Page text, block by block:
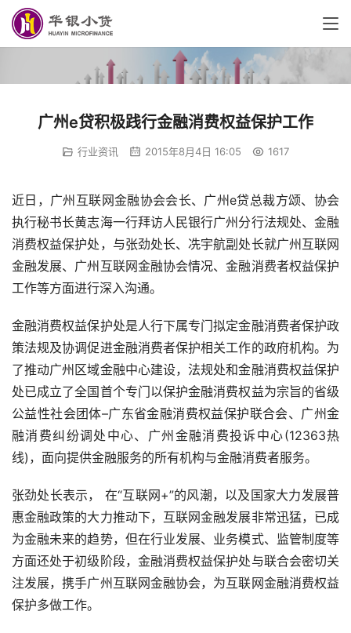
广州e贷积极践行金融消费权益保护工作
行业资讯 2015年8月4日 16:05 1617
近日，广州互联网金融协会会长、广州e贷总裁方颂、协会
执行秘书长黄志海一行拜访人民银行广州分行法规处、金融
消费权益保护处，与张劲处长、冼宇航副处长就广州互联网
金融发展、广州互联网金融协会情况、金融消费者权益保护
工作等方面进行深入沟通。
金融消费权益保护处是人行下属专门拟定金融消费者保护政
策法规及协调促进金融消费者保护相关工作的政府机构。为
了推动广州区域金融中心建设，法规处和金融消费权益保护
处已成立了全国首个专门以保护金融消费权益为宗旨的省级
公益性社会团体–广东省金融消费权益保护联合会、广州金
融消费纠纷调处中心、广州金融消费投诉中心(12363热
线)，面向提供金融服务的所有机构与金融消费者服务。
张劲处长表示， 在“互联网+”的风潮，以及国家大力发展普
惠金融政策的大力推动下，互联网金融发展非常迅猛，已成
为金融未来的趋势，但在行业发展、业务模式、监管制度等
方面还处于初级阶段，金融消费权益保护处与联合会密切关
注发展，携手广州互联网金融协会，为互联网金融消费权益
保护多做工作。